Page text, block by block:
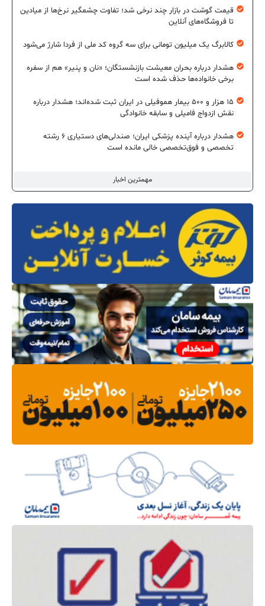
مهمترین اخبار
قیمت گوشت در بازار چند نرخی شد؛ تفاوت چشمگیر نرخ‌ها از میادین
تا فروشگاه‌های آنلاین
کالابرگ یک میلیون تومانی برای سه گروه کد ملی از فردا شارژ می‌شود
هشدار درباره بحران معیشت بازنشستگان؛ «نان و پنیر» هم از سفره
برخی خانواده‌ها حذف شده است
۱۵ هزار و ۵۰۰ بیمار هموفیلی در ایران ثبت شده‌اند؛ هشدار درباره
نقش ازدواج فامیلی و سابقه خانوادگی
هشدار درباره آینده پزشکی ایران؛ صندلی‌های دستیاری ۶ رشته
تخصصی و فوق‌تخصصی خالی مانده است